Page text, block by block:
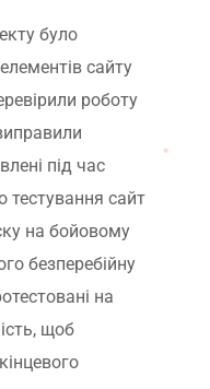
було
сайту
роботу
під час
тестування сайт
на бойовому
безперебійну
на
щоб